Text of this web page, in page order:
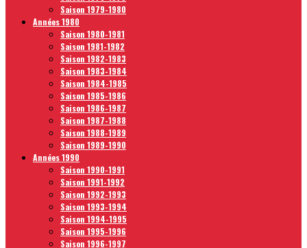
Saison 1979-1980
Années 1980
Saison 1980-1981
Saison 1981-1982
Saison 1982-1983
Saison 1983-1984
Saison 1984-1985
Saison 1985-1986
Saison 1986-1987
Saison 1987-1988
Saison 1988-1989
Saison 1989-1990
Années 1990
Saison 1990-1991
Saison 1991-1992
Saison 1992-1993
Saison 1993-1994
Saison 1994-1995
Saison 1995-1996
Saison 1996-1997